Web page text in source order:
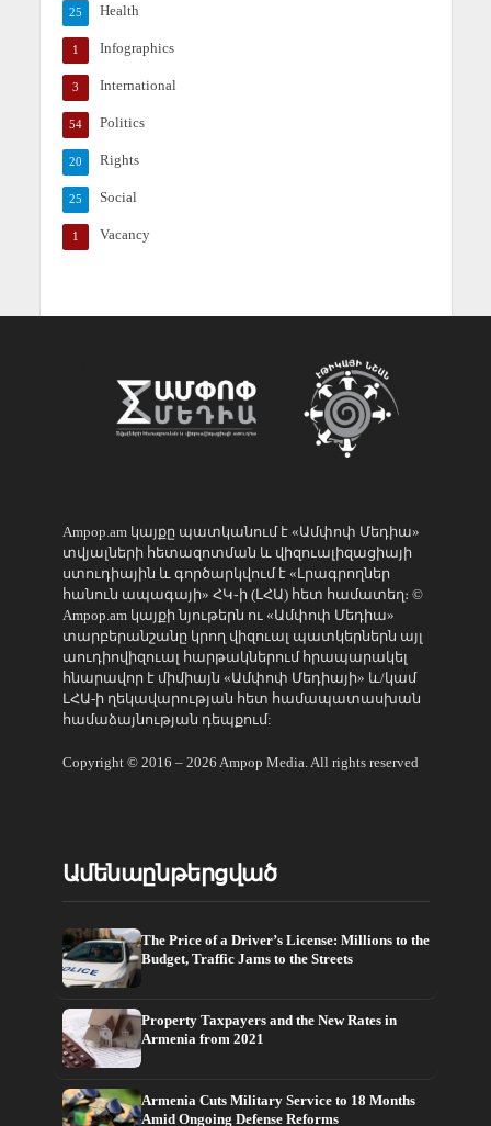
Health
25
Infographics
1
International
3
Politics
54
Rights
20
Social
25
Vacancy
1
Ampop.am կայքը պատկանում է «Ամփոփ Մեդիա»
տվյալների հետազոտման և վիզուալիզացիայի
ստուդիային և գործարկվում է «Լրագրողներ
հանուն ապագայի» ՀԿ֊ի (ԼՀԱ) հետ համատեղ։ ©
Ampop.am կայքի նյութերն ու «Ամփոփ Մեդիա»
տարբերանշանը կրող վիզուալ պատկերներն այլ
աուդիովիզուալ հարթակներում հրապարակել
հնարավոր է միմիայն «Ամփոփ Մեդիայի» և/կամ
ԼՀԱ-ի ղեկավարության հետ համապատասխան
համաձայնության դեպքում:
Copyright © 2016 – 2026 Ampop Media. All rights reserved
Ամենաընթերցված
The Price of a Driver’s License: Millions to the
Budget, Traffic Jams to the Streets
Property Taxpayers and the New Rates in
Armenia from 2021
Armenia Cuts Military Service to 18 Months
Amid Ongoing Defense Reforms